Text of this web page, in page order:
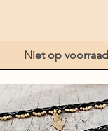
Niet op voorraad